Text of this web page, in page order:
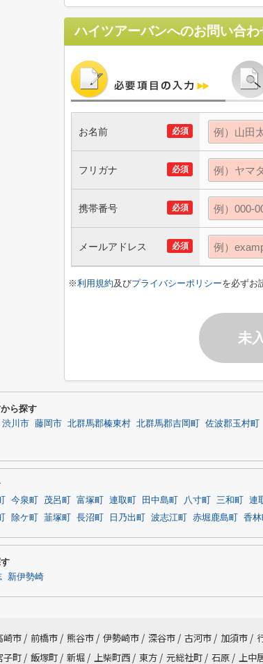
ハイツアーバンへのお問い合わ
必須
お名前
必須
フリガナ
必須
携帯番号
必須
メールアドレス
※利用規約及びプライバシーポリシーを必ずお
未
ら探す
渋川市 藤岡市 北群馬郡榛東村 北群馬郡吉岡町 佐波郡玉村町
今泉町 茂呂町 富塚町 連取町 田中島町 八寸町 三和町 連
除ケ町 韮塚町 長沼町 日乃出町 波志江町 赤堀鹿島町 香林
新伊勢崎
崎市 / 前橋市 / 熊谷市 / 伊勢崎市 / 深谷市 / 古河市 / 加須市 /
子町 / 飯塚町 / 新堀 / 上柴町西 / 東方 / 元総社町 / 石原 / 上中